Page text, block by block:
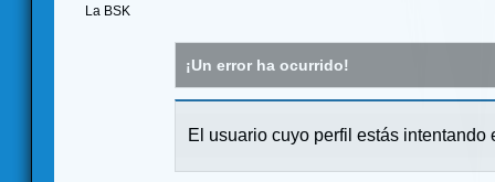
La BSK
¡Un error ha ocurrido!
El usuario cuyo perfil estás intentando